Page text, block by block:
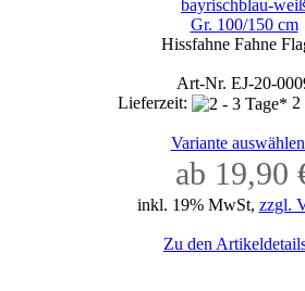
bayrischblau-
Gr. 100/150 cm
Hissfahne Fahne
Art-Nr. EJ-20-
Lieferzeit:
2
Variante
ab 19,90
inkl. 19% MwSt, zzgl.
Zu den